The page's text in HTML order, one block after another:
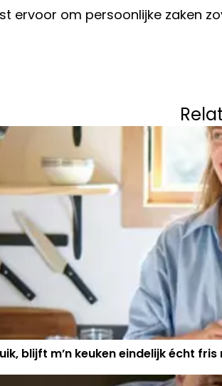
ervoor om persoonlijke zaken
blijft m’n keuken eindelijk écht fris